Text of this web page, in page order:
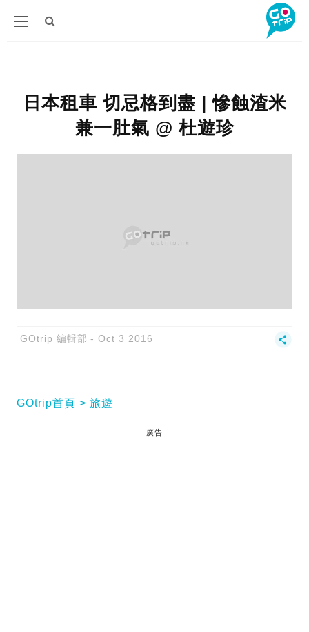
日本租車 切忌格到盡 | 慘蝕渣米
兼一肚氣 @ 杜遊珍
GOtrip 編輯部 Oct 3 2016
GOtrip首頁 旅遊
廣告